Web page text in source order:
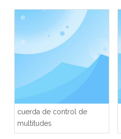
cuerda de control de
multitudes